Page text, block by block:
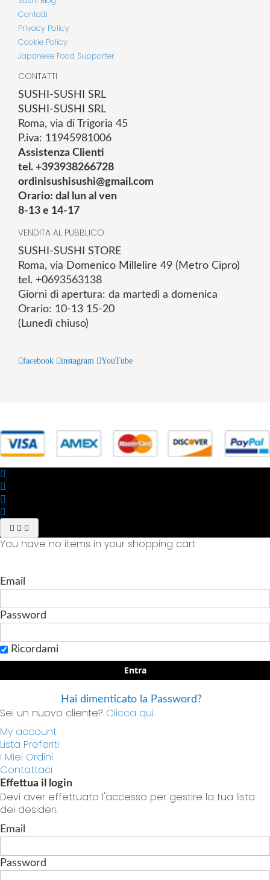
Contatti
Privacy Policy
Cookie Policy
Japanese Food Supporter
CONTATTI
SUSHI-SUSHI SRL
SUSHI-SUSHI SRL
Roma, via di Trigoria 45
P.iva: 11945981006
Assistenza Clienti
tel. +393938266728
ordinisushisushi@gmail.com
Orario: dal lun al ven
8-13 e 14-17
VENDITA AL PUBBLICO
SUSHI-SUSHI STORE
Roma, via Domenico Millelire 49 (Metro Cipro)
tel. +0693563138
Giorni di apertura: da martedì a domenica
Orario: 10-13 15-20
(Lunedì chiuso)
facebook instagram YouTube
You have no items in your shopping cart
Email
Password
Ricordami
Entra
Hai dimenticato la Password?
Sei un nuovo cliente? Clicca qui.
My account
Lista Preferiti
I Miei Ordini
Contattaci
Effettua il login
Devi aver effettuato l'accesso per gestire la tua lista
dei desideri.
Email
Password